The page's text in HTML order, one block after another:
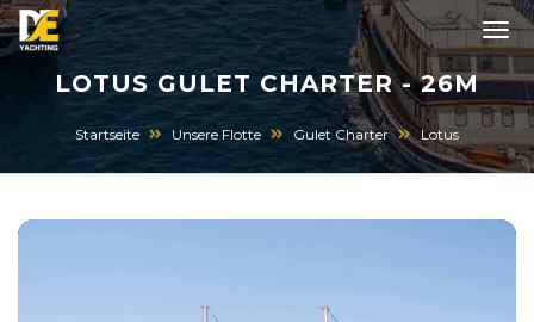
LOTUS GULET CHARTER - 26M
Startseite Unsere Flotte Gulet Charter Lotus